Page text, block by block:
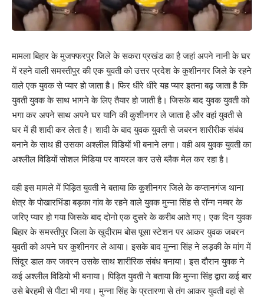
मामला बिहार के मुजफ्फरपुर जिले के सकरा प्रखंड का है जहां अपने नानी के घर
में रहने वाली समस्तीपुर की एक युवती को उत्तर प्रदेश के कुशीनगर जिले के रहने
वाले एक युवक से प्यार हो जाता है। फिर धीरे धीरे यह प्यार इतना बढ़ जाता है कि
युवती युवक के साथ भागने के लिए तैयार हो जाती है। जिसके बाद युवक युवती को
भगा कर अपने साथ अपने घर यानि की कुशीनगर ले जाता है और वहां युवती से
घर में ही शादी कर लेता है। शादी के बाद युवक युवती से जबरन शारीरीक संबंध
बनाने के साथ ही उसका अश्लील विडियों भी बनाने लगा। वही अब युवक युवती का
अश्लील विडियों सोशल मिडिया पर वायरल कर उसे ब्लैक मेल कर रहा है।
वही इस मामले में पिड़ित युवती ने बताया कि कुशीनगर जिले के कप्तानगंज थाना
क्षेत्र के पोखारभिंडा बड़का गांव के रहने वाले युवक मुन्ना सिंह से रॉन्ग नम्बर के
जरिए प्यार हो गया जिसके बाद दोनो एक दुसरे के करीब आते गए। एक दिन युवक
बिहार के समस्तीपुर जिला के खुदीराम बोस पूसा स्टेशन पर आकर युवक जबरन
युवती को अपने घर कुशीनगर ले आया। इसके बाद मुन्ना सिंह ने लड़की के मांग में
सिंदूर डाल कर जवरन उसके साथ शारीरिक संबंध बनाया। इस दौरान युवक ने
कई अश्लील विडियो भी बनाया। पिड़ित युवती ने बताया कि मुन्ना सिंह द्वारा कई बार
उसे बेरहमी से पीटा भी गया। मुन्ना सिंह के प्रतारणा से तंग आकर युवती वहां से